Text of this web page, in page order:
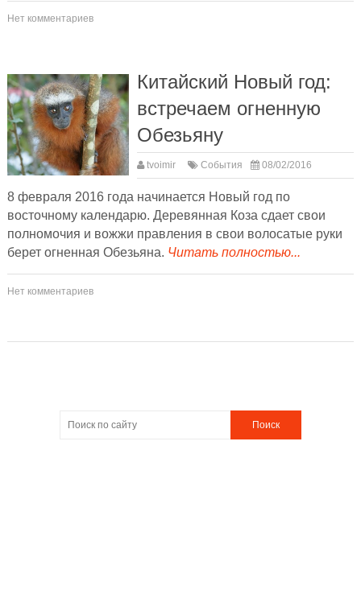
Нет комментариев
Китайский Новый год:
встречаем огненную
Обезьяну
tvoimir События 08/02/2016
8 февраля 2016 года начинается Новый год по
восточному календарю. Деревянная Коза сдает свои
полномочия и вожжи правления в свои волосатые руки
берет огненная Обезьяна. Читать полностью...
Нет комментариев